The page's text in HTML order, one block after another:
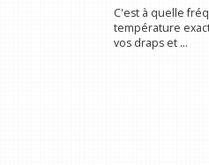
C'est à quelle
température
vos draps et ...